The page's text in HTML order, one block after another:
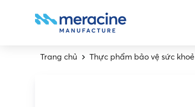
Trang chủ Thực phẩm bảo vệ sức khoẻ